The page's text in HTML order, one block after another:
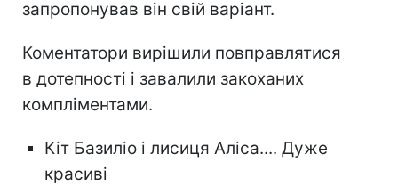
запропонував він свій варіант.
Коментатори вирішили повправлятися
в дотепності і завалили закоханих
компліментами.
Кіт Базиліо і лисиця Аліса.... Дуже
красиві